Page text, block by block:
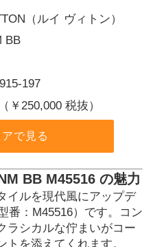
（ルイ ヴィトン）
BB
197
￥250,000 税抜）
で見る
BB M45516 の魅力
イルを現代風にアップデ
番：M45516）です。コン
ラシカルな佇まいがコー
を添えてくれます。